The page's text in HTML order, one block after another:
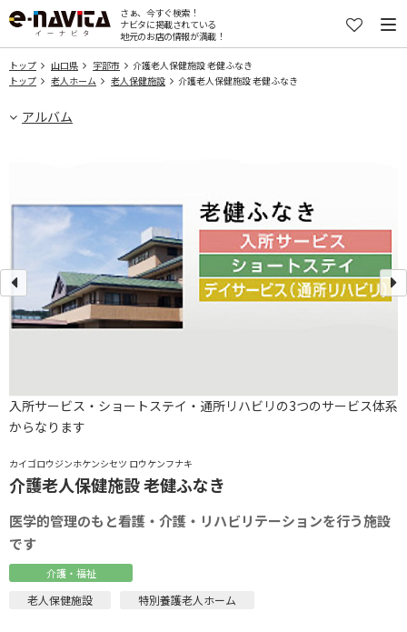
さぁ、今すぐ検索！
ナビタに掲載されている
地元のお店の情報が満載！
トップ 山口県 宇部市
介護老人保健施設 老健ふなき
トップ
老人ホーム 老人保健施設 介護老人保健施設 老健ふなき
アルバム
カイゴロウジンホケンシセツ ロウケンフナキ
介護老人保健施設 老健ふなき
医学的管理のもと看護・介護・リハビリテーションを行う施設
です
介護・福祉
老人保健施設 特別養護老人ホーム
入所サービス・ショートステイ・通所リハビリの3つのサービス体系
からなります